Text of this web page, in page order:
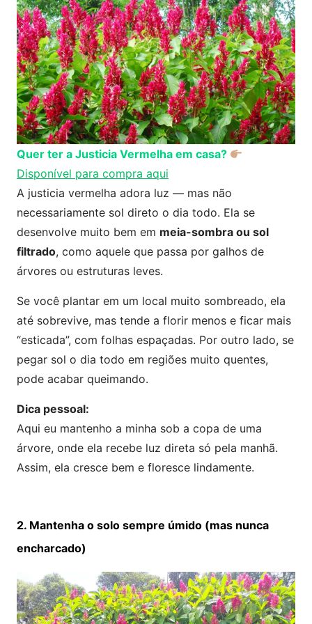
Quer ter a Justicia Vermelha em casa?
Disponível para compra aqui
A justicia vermelha adora luz — mas não
necessariamente sol direto o dia todo. Ela se
desenvolve muito bem em meia-sombra ou sol
filtrado, como aquele que passa por galhos de
árvores ou estruturas leves.
Se você plantar em um local muito sombreado, ela
até sobrevive, mas tende a florir menos e ficar mais
“esticada”, com folhas espaçadas. Por outro lado, se
pegar sol o dia todo em regiões muito quentes,
pode acabar queimando.
Dica pessoal:
Aqui eu mantenho a minha sob a copa de uma
árvore, onde ela recebe luz direta só pela manhã.
Assim, ela cresce bem e floresce lindamente.
2. Mantenha o solo sempre úmido (mas nunca
encharcado)